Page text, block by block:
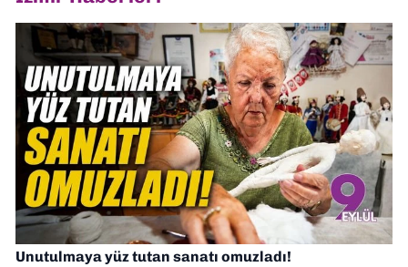
Unutulmaya yüz tutan sanatı omuzladı!